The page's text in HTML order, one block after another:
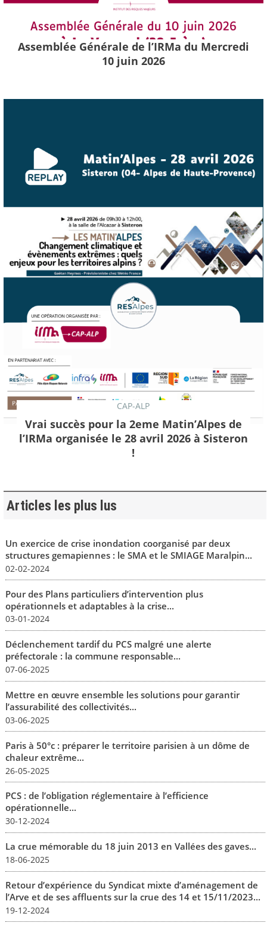
Assemblée Générale de l’IRMa du Mercredi
10 juin 2026
CAP-ALP
Vrai succès pour la 2eme Matin’Alpes de
l’IRMa organisée le 28 avril 2026 à Sisteron
!
Articles les plus lus
Un exercice de crise inondation coorganisé par deux
structures gemapiennes : le SMA et le SMIAGE Maralpin...
02-02-2024
Pour des Plans particuliers d’intervention plus
opérationnels et adaptables à la crise...
03-01-2024
Déclenchement tardif du PCS malgré une alerte
préfectorale : la commune responsable...
07-06-2025
Mettre en œuvre ensemble les solutions pour garantir
l’assurabilité des collectivités...
03-06-2025
Paris à 50°c : préparer le territoire parisien à un dôme de
chaleur extrême...
26-05-2025
PCS : de l’obligation réglementaire à l’efficience
opérationnelle...
30-12-2024
La crue mémorable du 18 juin 2013 en Vallées des gaves...
18-06-2025
Retour d’expérience du Syndicat mixte d’aménagement de
l’Arve et de ses affluents sur la crue des 14 et 15/11/2023...
19-12-2024